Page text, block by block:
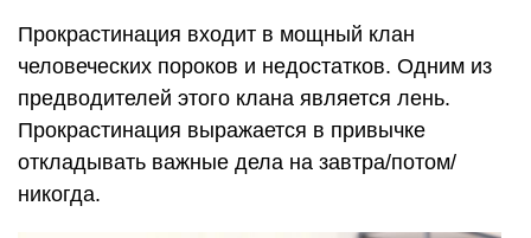
Прокрастинация входит в мощный клан
человеческих пороков и недостатков. Одним из
предводителей этого клана является лень.
Прокрастинация выражается в привычке
откладывать важные дела на завтра/потом/
никогда.